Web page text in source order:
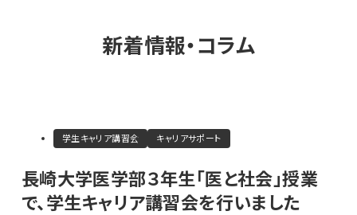
新着情報・コラム
学生キャリア講習会 キャリアサポート
長崎大学医学部３年生「医と社会」授業
で、学生キャリア講習会を行いました